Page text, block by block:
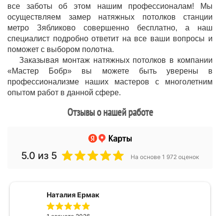
все заботы об этом нашим профессионалам! Мы
осуществляем замер натяжных потолков станции
метро Зябликово совершенно бесплатно, а наш
специалист подробно ответит на все ваши вопросы и
поможет с выбором полотна.
Заказывая монтаж натяжных потолков в компании
«Мастер Бобр» вы можете быть уверены в
профессионализме наших мастеров с многолетним
опытом работ в данной сфере.
Отзывы о нашей работе
5.0 из 5 На основе 1 972 оценок
Наталия Ермак